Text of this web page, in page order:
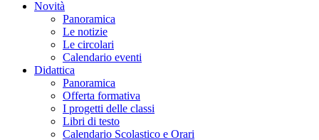
Novità
Panoramica
Le notizie
Le circolari
Calendario eventi
Didattica
Panoramica
Offerta formativa
I progetti delle classi
Libri di testo
Calendario Scolastico e Orari